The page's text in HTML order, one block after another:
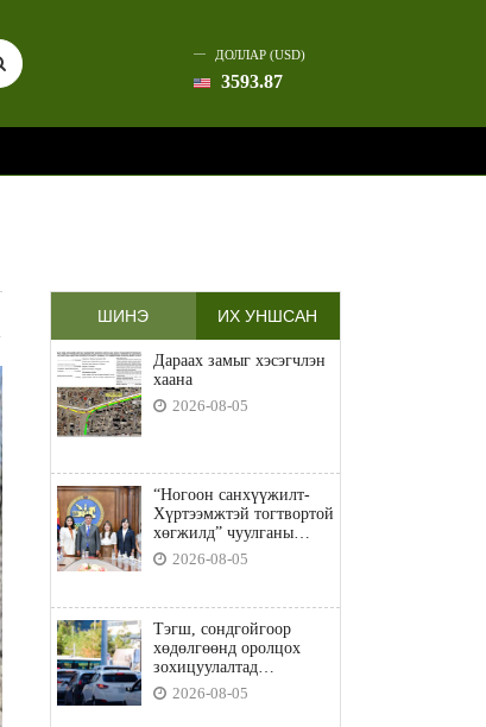
ДОЛЛАР (USD)
3593.87
ШИНЭ ИХ УНШСАН
Дараах замыг хэсэгчлэн
хаана
2026-08-05
“Ногоон санхүүжилт-
Хүртээмжтэй тогтвортой
хөгжилд” чуулганы
бэлтгэл ажил, зорилго,
хүрэх үр дүнгийн талаар
2026-08-05
Тэгш, сондгойгоор
хөдөлгөөнд оролцох
зохицуулалтад
хамаарахгүй тээврийн
хэрэгслүүд
2026-08-05